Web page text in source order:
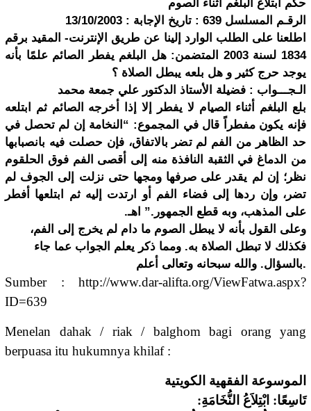
ﺣﻜﻢ ﺍﺑﺘﻼﻉ ﺍﻟﺒﻠﻐﻢ ﺃﺛﻨﺎﺀ ﺍﻟﺼﻮﻡ
ﺍﻟﺮﻗـﻢ ﺍﻟﻤﺴﻠﺴﻞ 639 : ﺗﺎﺭﻳﺦ ﺍﻹﺟﺎﺑﺔ : 13/10/2003
ﺍﻃﻠﻌﻨﺎ ﻋﻠﻰ ﺍﻟﻄﻠﺐ ﺍﻟﻮﺍﺭﺩ ﺇﻟﻴﻨﺎ ﻋﻦ ﻃﺮﻳﻖ ﺍﻹﻧﺘﺮﻧﺖ- ﺍﻟﻤﻘﻴﺪ ﺑﺮﻗﻢ
1834 ﻟﺴﻨﺔ 2003 ﺍﻟﻤﺘﻀﻤﻦ: ﻫﻞ ﺍﻟﺒﻠﻐﻢ ﻳﻔﻄﺮ ﺍﻟﺼﺎﺋﻢ ﻋﻠﻤًﺎ ﺑﺄﻧﻪ
ﻳﻮﺟﺪ ﺣﺮﺝ ﻛﺜﻴﺮ ﻭ ﻫﻞ ﺑﻠﻌﻪ ﻳﺒﻄﻞ ﺍﻟﺼﻼﺓ ؟
ﺍﻟـﺠـــﻮﺍﺏ : ﻓﻀﻴﻠﺔ ﺍﻷﺳﺘﺎﺫ ﺍﻟﺪﻛﺘﻮﺭ ﻋﻠﻲ ﺟﻤﻌﺔ ﻣﺤﻤﺪ
ﺑﻠﻊ ﺍﻟﺒﻠﻐﻢ ﺃﺛﻨﺎﺀ ﺍﻟﺼﻴﺎﻡ ﻻ ﻳﻔﻄﺮ ﺇﻻ ﺇﺫﺍ ﺃﺧﺮﺟﻪ ﺍﻟﺼﺎﺋﻢ ﺛﻢ ﺍﺑﺘﻠﻌﻪ
ﻓﺈﻧﻪ ﻳﻜﻮﻥ ﻣﻔﻄﺮﺍً ﻗﺎﻝ ﻓﻲ ﺍﻟﻤﺠﻤﻮﻉ: “ﺍﻟﻨﺨﺎﻣﺔ ﺇﻥ ﻟﻢ ﺗﺤﺼﻞ ﻓﻲ
ﺣﺪ ﺍﻟﻈﺎﻫﺮ ﻣﻦ ﺍﻟﻔﻢ ﻟﻢ ﺗﻀﺮ ﺑﺎﻻﺗﻔﺎﻕ، ﻓﺈﻥ ﺣﺼﻠﺖ ﻓﻴﻪ ﺑﺎﻧﺼﺒﺎﺑﻬﺎ
ﻣﻦ ﺍﻟﺪﻣﺎﻍ ﻓﻲ ﺍﻟﺜﻘﺒﺔ ﺍﻟﻨﺎﻓﺬﺓ ﻣﻨﻪ ﺇﻟﻰ ﺃﻗﺼﻰ ﺍﻟﻔﻢ ﻓﻮﻕ ﺍﻟﺤﻠﻘﻮﻡ
ﻧﻈﺮ؛ ﺇﻥ ﻟﻢ ﻳﻘﺪﺭ ﻋﻠﻰ ﺻﺮﻓﻬﺎ ﻭﻣﺠﻬﺎ ﺣﺘﻰ ﻧﺰﻟﺖ ﺇﻟﻰ ﺍﻟﺠﻮﻑ ﻟﻢ
ﺗﻀﺮ، ﻭﺇﻥ ﺭﺩﻫﺎ ﺇﻟﻰ ﻓﻀﺎﺀ ﺍﻟﻔﻢ ﺃﻭ ﺍﺭﺗﺪﺕ ﺇﻟﻴﻪ ﺛﻢ ﺍﺑﺘﻠﻌﻬﺎ ﺃﻓﻄﺮ
ﻋﻠﻰ ﺍﻟﻤﺬﻫﺐ، ﻭﺑﻪ ﻗﻄﻊ ﺍﻟﺠﻤﻬﻮﺭ.” ﺍﻫـ.
ﻭﻋﻠﻰ ﺍﻟﻘﻮﻝ ﺑﺄﻧﻪ ﻻ ﻳﺒﻄﻞ ﺍﻟﺼﻮﻡ ﻣﺎ ﺩﺍﻡ ﻟﻢ ﻳﺨﺮﺝ ﺇﻟﻰ ﺍﻟﻔﻢ،
ﻓﻜﺬﻟﻚ ﻻ ﺗﺒﻄﻞ ﺍﻟﺼﻼﺓ ﺑﻪ. ﻭﻣﻤﺎ ﺫﻛﺮ ﻳﻌﻠﻢ ﺍﻟﺠﻮﺍﺏ ﻋﻤﺎ ﺟﺎﺀ
ﺑﺎﻟﺴﺆﺍﻝ. ﻭﺍﻟﻠﻪ ﺳﺒﺤﺎﻧﻪ ﻭﺗﻌﺎﻟﻰ ﺃﻋﻠﻢ.
Sumber : http://www.dar-alifta.org/ViewFatwa.aspx?
ID=639
Menelan dahak / riak / balghom bagi orang yang
berpuasa itu hukumnya khilaf :
الموسوعة الفقهية الكويتية
تَاسِعًا: ابْتِلاَعُ النُّخَامَةِ: